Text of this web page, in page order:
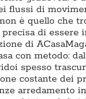
flussi di
è quello che
di
di
con metodo:
spesso
costante dei
arredamento